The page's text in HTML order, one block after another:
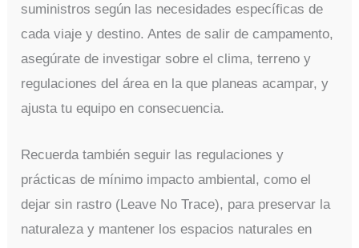
suministros según las necesidades específicas de
cada viaje y destino. Antes de salir de campamento,
asegúrate de investigar sobre el clima, terreno y
regulaciones del área en la que planeas acampar, y
ajusta tu equipo en consecuencia.
Recuerda también seguir las regulaciones y
prácticas de mínimo impacto ambiental, como el
dejar sin rastro (Leave No Trace), para preservar la
naturaleza y mantener los espacios naturales en